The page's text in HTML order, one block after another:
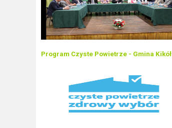
Program Czyste Powietrze - Gmina Kikół